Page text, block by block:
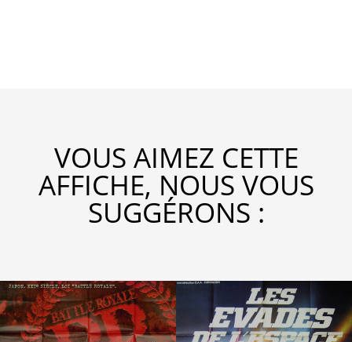
VOUS AIMEZ CETTE
AFFICHE, NOUS VOUS
SUGGÉRONS :